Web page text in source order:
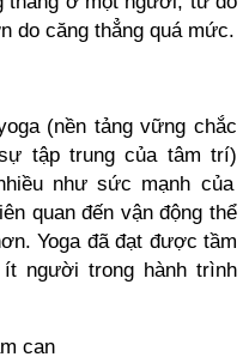
do căng thẳng quá mức.
(nền tảng vững chắc
tập trung của tâm trí)
như sức mạnh của
quan đến vận động thể
Yoga đã đạt được tầm
người trong hành trình